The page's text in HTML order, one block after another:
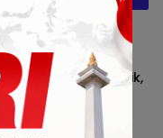
Dokumentasi Publik,
Gelar Mini